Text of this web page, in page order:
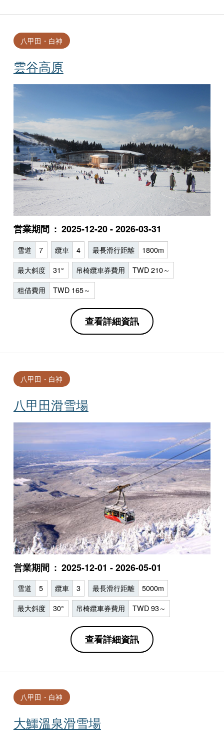
雲谷高原
八甲田・白神
営業期間 2025-12-20 - 2026-03-31
雪道 7 纜車 4 最長滑行距離 1800m
最大斜度 31° 吊椅纜車券費用 TWD 210～
租借費用 TWD 165～
查看詳細資訊
八甲田滑雪場
八甲田・白神
営業期間 2025-12-01 - 2026-05-01
雪道 5 纜車 3 最長滑行距離 5000m
最大斜度 30° 吊椅纜車券費用 TWD 93～
查看詳細資訊
大鱷溫泉滑雪場
八甲田・白神